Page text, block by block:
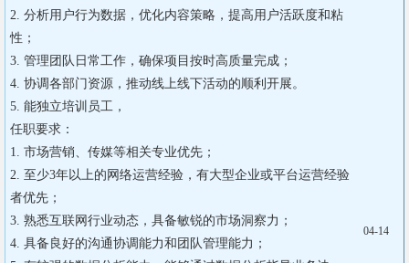
2. 分析用户行为数据，优化内容策略，提高用户活跃度和粘
性；
3. 管理团队日常工作，确保项目按时高质量完成；
4. 协调各部门资源，推动线上线下活动的顺利开展。
5. 能独立培训员工，
任职要求：
1. 市场营销、传媒等相关专业优先；
2. 至少3年以上的网络运营经验，有大型企业或平台运营经验
者优先；
3. 熟悉互联网行业动态，具备敏锐的市场洞察力；
4. 具备良好的沟通协调能力和团队管理能力；
04-14